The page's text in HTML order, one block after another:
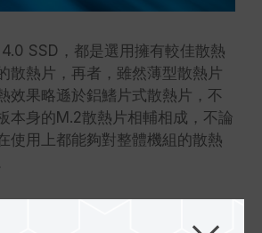
SSD，都是選用擁有較佳散熱
散熱片，再者，雖然薄型散熱片
效果略遜於鋁鰭片式散熱片，不
本身的M.2散熱片相輔相成，不論
使用上都能夠對整體機組的散熱